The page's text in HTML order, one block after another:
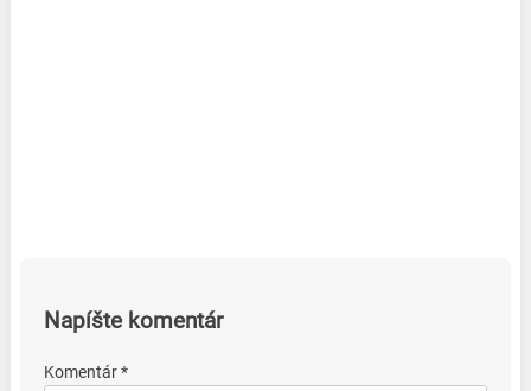
Napíšte komentár
Komentár *